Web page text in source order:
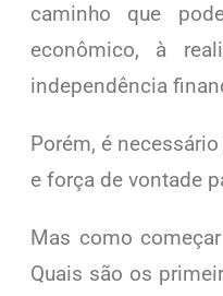
caminho que
econômico, à
independência
Porém, é
e força de vontade
Mas como
Quais são os